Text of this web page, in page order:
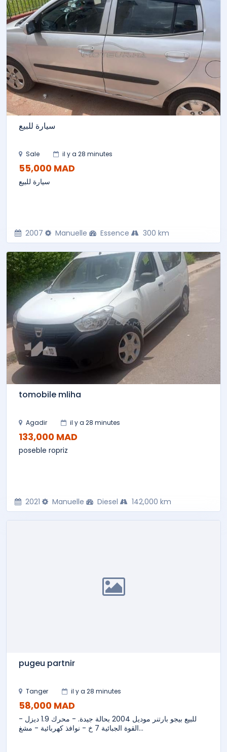
سيارة للبيع
Sale il y a 28 minutes
55,000 MAD
سيارة للبيع
2007 Manuelle Essence 300 km
tomobile mliha
Agadir il y a 28 minutes
133,000 MAD
poseble ropriz
2021 Manuelle Diesel 142,000 km
pugeu partnir
Tanger il y a 28 minutes
58,000 MAD
للبيع بيجو بارتنر موديل 2004 بحالة جيدة. - محرك 1.9 ديزل -
القوة الجبائية 7 خ - نوافذ كهربائية - مشغ...